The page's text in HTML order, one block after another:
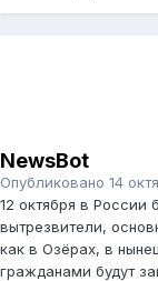
NewsBot
Опубликовано 14
12 октября в России
вытрезвители,
как в Озёрах, в
гражданами будут